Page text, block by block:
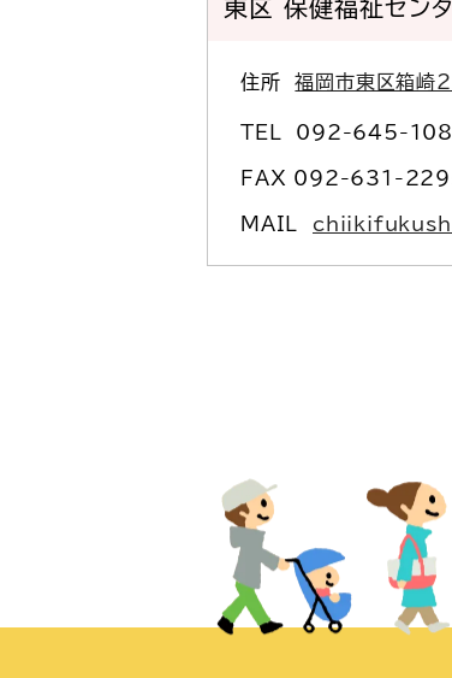
東区 保健福祉セン
住所福岡市東区箱
TEL 092-645-
FAX 092-631-
MAIL